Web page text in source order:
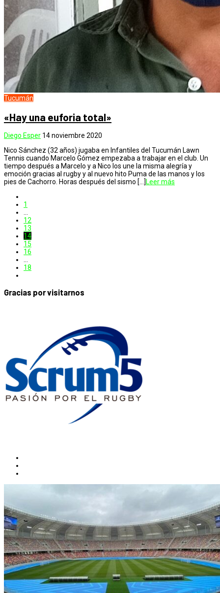
Tucumán
«Hay una euforia total»
Diego Esper 14 noviembre 2020
Nico Sánchez (32 años) jugaba en Infantiles del Tucumán Lawn
Tennis cuando Marcelo Gómez empezaba a trabajar en el club. Un
tiempo después a Marcelo y a Nico los une la misma alegría y
emoción gracias al rugby y al nuevo hito Puma de las manos y los
pies de Cachorro. Horas después del sismo […] Leer más
1
…
12
13
14
15
16
…
18
Gracias por visitarnos